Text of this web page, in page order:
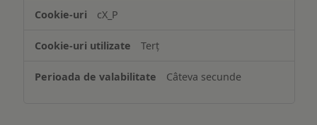
informațiilor
pe
dispozitiv
cX_P
Terț
Câteva secunde